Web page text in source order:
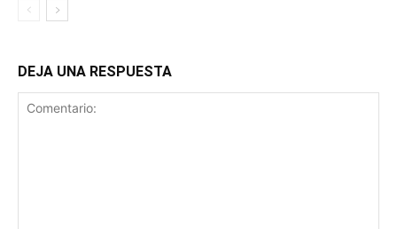
DEJA UNA RESPUESTA